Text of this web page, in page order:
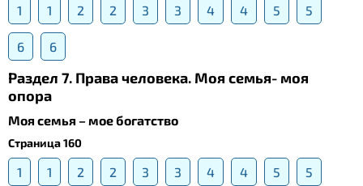
1 1 2 2 3 3 4 4 5 5
6 6
Раздел 7. Права человека. Моя семья- моя
опора
Моя семья – мое богатство
Страница 160
1 1 2 2 3 3 4 4 5 5